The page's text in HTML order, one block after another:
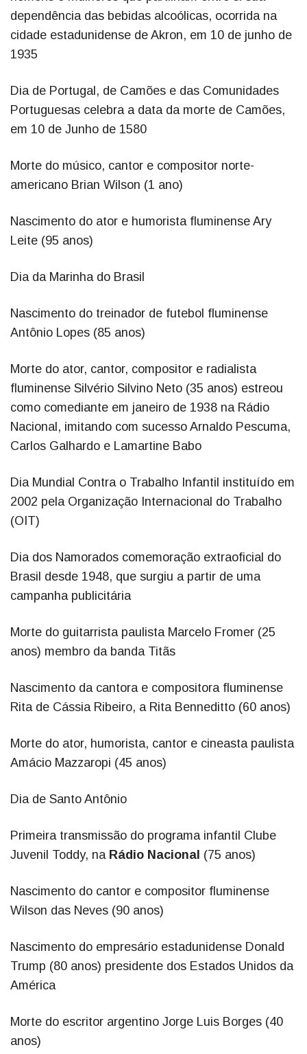
dependência das bebidas alcoólicas, ocorrida na
cidade estadunidense de Akron, em 10 de junho de
1935
Dia de Portugal, de Camões e das Comunidades
Portuguesas celebra a data da morte de Camões,
em 10 de Junho de 1580
Morte do músico, cantor e compositor norte-
americano Brian Wilson (1 ano)
Nascimento do ator e humorista fluminense Ary
Leite (95 anos)
Dia da Marinha do Brasil
Nascimento do treinador de futebol fluminense
Antônio Lopes (85 anos)
Morte do ator, cantor, compositor e radialista
fluminense Silvério Silvino Neto (35 anos) estreou
como comediante em janeiro de 1938 na Rádio
Nacional, imitando com sucesso Arnaldo Pescuma,
Carlos Galhardo e Lamartine Babo
Dia Mundial Contra o Trabalho Infantil instituído em
2002 pela Organização Internacional do Trabalho
(OIT)
Dia dos Namorados comemoração extraoficial do
Brasil desde 1948, que surgiu a partir de uma
campanha publicitária
Morte do guitarrista paulista Marcelo Fromer (25
anos) membro da banda Titãs
Nascimento da cantora e compositora fluminense
Rita de Cássia Ribeiro, a Rita Benneditto (60 anos)
Morte do ator, humorista, cantor e cineasta paulista
Amácio Mazzaropi (45 anos)
Dia de Santo Antônio
Primeira transmissão do programa infantil Clube
Juvenil Toddy, na Rádio Nacional (75 anos)
Nascimento do cantor e compositor fluminense
Wilson das Neves (90 anos)
Nascimento do empresário estadunidense Donald
Trump (80 anos) presidente dos Estados Unidos da
América
Morte do escritor argentino Jorge Luis Borges (40
anos)